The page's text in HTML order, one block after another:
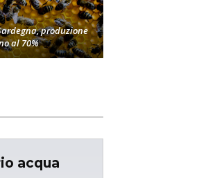
produzione
al 70%
acqua